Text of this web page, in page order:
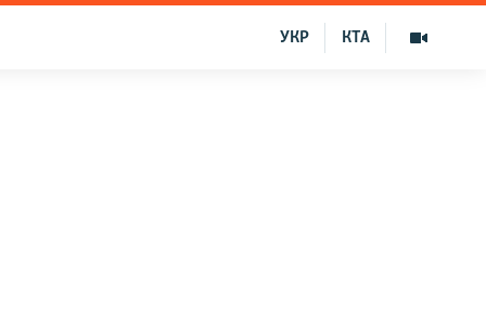
КТА
УКР